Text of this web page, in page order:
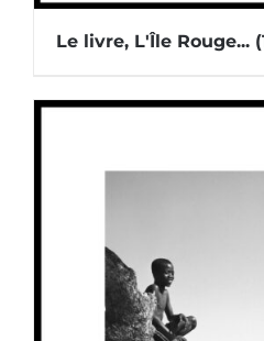
Le livre, L'Île Rouge...